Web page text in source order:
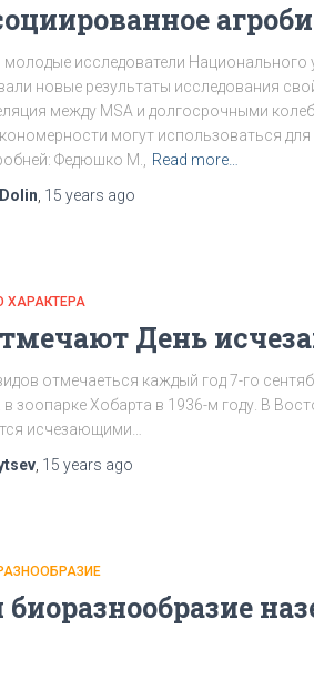
исследователи
новые результаты исследования
между MSA и долгосрочными
могут использоваться
Федюшко М.,
Read more…
15 years ago
День
отмечаеться каждый год 7-го
зоопарке Хобарта в 1936-м году. В
исчезающими…
15 years ago
биоразнообразие